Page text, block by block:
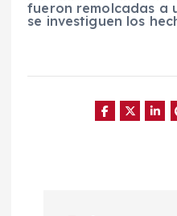
fueron remolcadas a
se investiguen los